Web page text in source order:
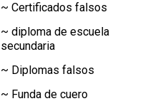
~ Certificados falsos
~ diploma de escuela
secundaria
~ Diplomas falsos
~ Funda de cuero